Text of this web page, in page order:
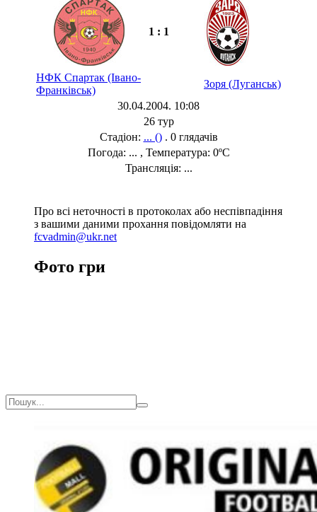
1 : 1
НФК Спартак (Івано-
Франківськ)
Зоря (Луганськ)
30.04.2004. 10:08
26 тур
Стадіон: ... (). 0 глядачів
Погода: ... , Температура: 0ºC
Трансляція: ...
Про всі неточності в протоколах або неспівпадіння
з вашими даними прохання повідомляти на
fcvadmin@ukr.net
Фото гри